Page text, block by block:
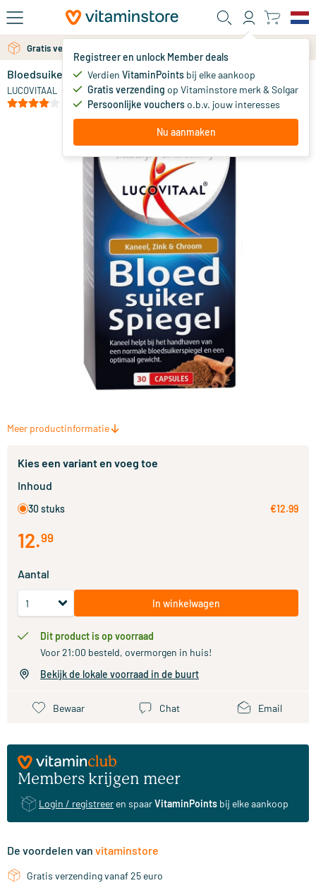
Ga naar de hoofdinhoud
Registreer en unlock Member deals
Verdien VitaminPoints bij elke aankoop
Gratis verzending op Vitaminstore merk & Solgar
Persoonlijke voucherso.b.v. jouw interesses
Nu aanmaken
Gratis verzending vanaf 25 euro
Bloedsuikerspiegel
LUCOVITAAL
12.
Meer productinformatie
Kies een variant en voeg toe
Inhoud
30 stuks €12.99
12.99
Aantal
In winkelwagen
Dit product is op voorraad
Voor 21:00 besteld, overmorgen in huis!
Bekijk de lokale voorraad in de buurt
Bewaar Chat Email
Members krijgen meer
Login / registreer en spaarVitaminPoints bij elke aankoop
De voordelen van vitaminstore
Gratis verzending vanaf 25 euro